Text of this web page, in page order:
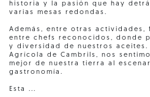
historia y la pasión que hay
varias mesas redondas.
Además, entre otras actividades,
entre chefs reconocidos, donde
y diversidad de nuestros aceites.
Agrícola de Cambrils, nos
mejor de nuestra tierra al
gastronomía.
Esta ...